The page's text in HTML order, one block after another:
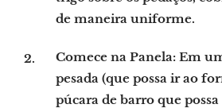
de maneira uniforme.
Comece na Panela: Em
pesada (que possa ir ao
púcara de barro que